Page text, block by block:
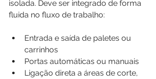
isolada. Deve ser integrado de forma
fluida no fluxo de trabalho:
Entrada e saída de paletes ou
carrinhos
Portas automáticas ou manuais
Ligação direta a áreas de corte,